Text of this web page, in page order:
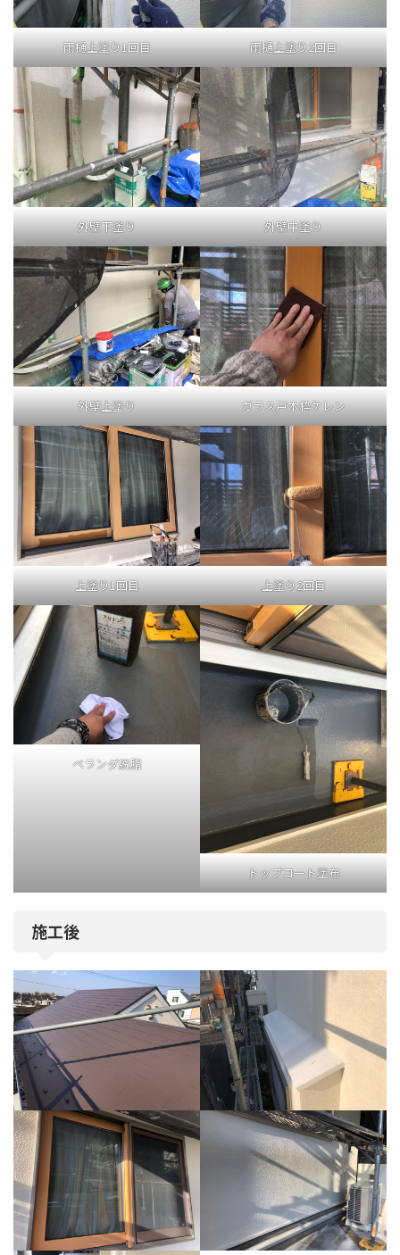
雨樋上塗り1回目 雨樋上塗り2回目
外壁下塗り 外壁中塗り
外壁上塗り ガラス戸木枠ケレン
上塗り1回目 上塗り2回目
ベランダ脱脂
トップコート塗布
施工後